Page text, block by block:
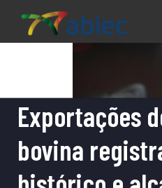
Exportações
bovina